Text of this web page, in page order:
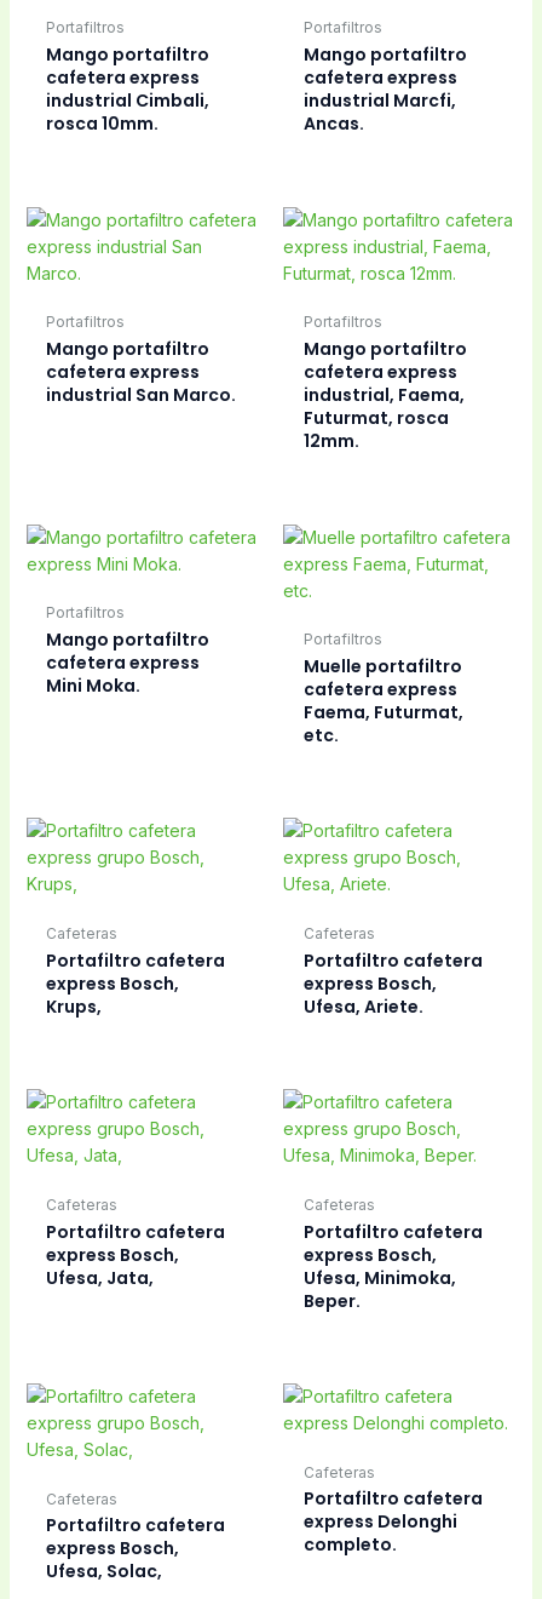
Portafiltros
Mango portafiltro
cafetera express
industrial Cimbali,
rosca 10mm.
Portafiltros
Mango portafiltro
cafetera express
industrial Marcfi,
Ancas.
Portafiltros
Mango portafiltro
cafetera express
industrial San Marco.
Portafiltros
Mango portafiltro
cafetera express
industrial, Faema,
Futurmat, rosca
12mm.
Portafiltros
Mango portafiltro
cafetera express
Mini Moka.
Portafiltros
Muelle portafiltro
cafetera express
Faema, Futurmat,
etc.
Cafeteras
Portafiltro cafetera
express Bosch,
Krups,
Cafeteras
Portafiltro cafetera
express Bosch,
Ufesa, Ariete.
Cafeteras
Portafiltro cafetera
express Bosch,
Ufesa, Jata,
Cafeteras
Portafiltro cafetera
express Bosch,
Ufesa, Minimoka,
Beper.
Cafeteras
Portafiltro cafetera
express Bosch,
Ufesa, Solac,
Cafeteras
Portafiltro cafetera
express Delonghi
completo.